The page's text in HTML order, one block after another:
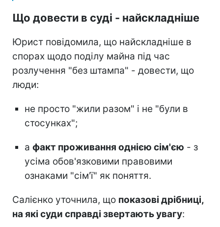
Що довести в суді - найскладніше
Юрист повідомила, що найскладніше в
спорах щодо поділу майна під час
розлучення "без штампа" - довести, що
люди:
не просто "жили разом" і не "були в
стосунках";
а факт проживання однією сім'єю - з
усіма обов'язковими правовими
ознаками "сім'ї" як поняття.
Салієнко уточнила, що показові дрібниці,
на які суди справді звертають увагу: